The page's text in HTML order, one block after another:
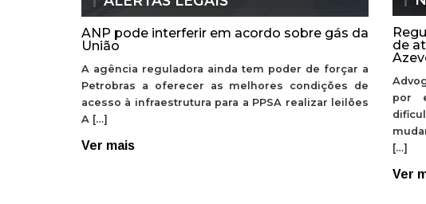
ANP pode interferir em acordo sobre gás da
União
A agência reguladora ainda tem poder de forçar a
Petrobras a oferecer as melhores condições de
acesso à infraestrutura para a PPSA realizar leilões
A […]
Ver mais
de
por
[…]
Ver